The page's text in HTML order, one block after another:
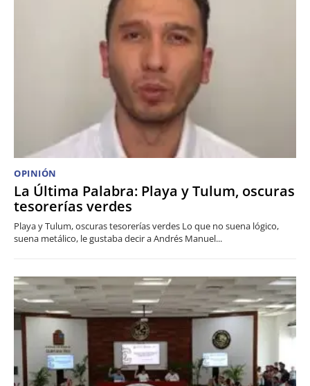
OPINIÓN
La Última Palabra: Playa y Tulum, oscuras
tesorerías verdes
Playa y Tulum, oscuras tesorerías verdes Lo que no suena lógico,
suena metálico, le gustaba decir a Andrés Manuel...